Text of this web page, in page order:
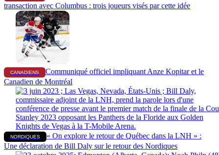
transaction avec Columbus : trois joueurs visés par cette idée
CANADIENS
Communiqué officiel impliquant Anze Kopitar et le
Canadien de Montréal
NORDIQUES
« On explore le retour de Québec dans la LNH » :
Une déclaration de Bill Daly sur le retour des Nordiques